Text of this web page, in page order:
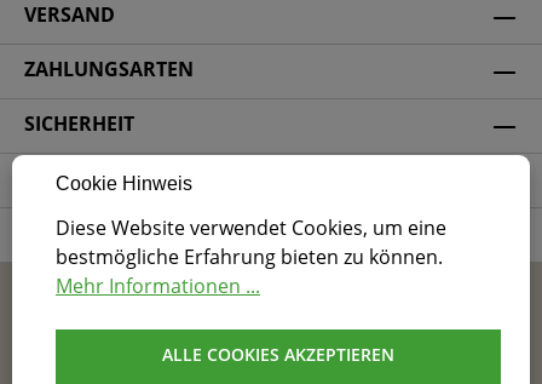
VERSAND
ZAHLUNGSARTEN
SICHERHEIT
SOCIAL MEDIA
ZERTIFIZIERUNG
* Alle Preise inkl. gesetzl. Mehrwertsteuer zzgl.
Versandkostenund ggf. Nachnahmegebühren, wenn
nicht anders angegeben.
Cookie Hinweis
Diese Website verwendet Cookies, um eine
bestmögliche Erfahrung bieten zu können.
Mehr Informationen ...
ALLE COOKIES AKZEPTIEREN